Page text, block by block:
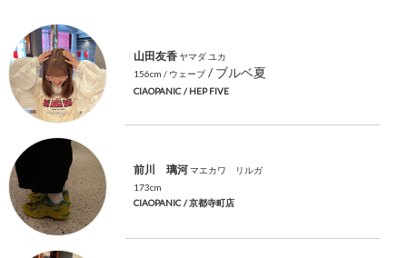
山田友香 ヤマダ ユカ
156cm / ウェーブ / ブルベ夏
CIAOPANIC / HEP FIVE
前川 璃河 マエカワ リルガ
173cm
CIAOPANIC / 京都寺町店